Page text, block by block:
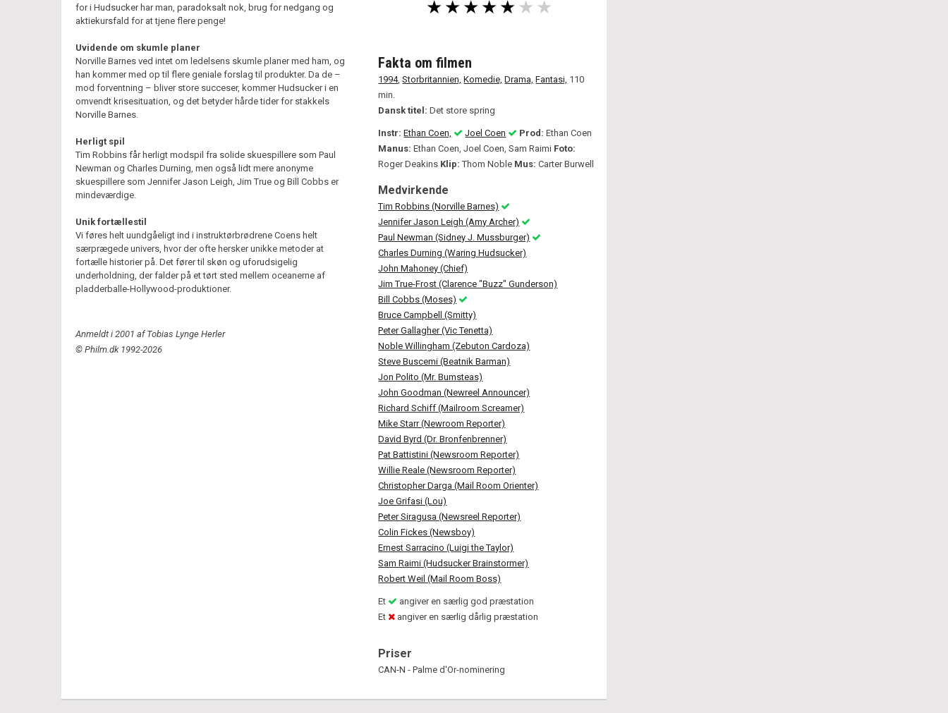
for i Hudsucker har man, paradoksalt nok, brug for nedgang og
aktiekursfald for at tjene flere penge!
Uvidende om skumle planer
Norville Barnes ved intet om ledelsens skumle planer med ham, og
han kommer med op til flere geniale forslag til produkter. Da de –
mod forventning – bliver store succeser, kommer Hudsucker i en
omvendt krisesituation, og det betyder hårde tider for stakkels
Norville Barnes.
Herligt spil
Tim Robbins får herligt modspil fra solide skuespillere som Paul
Newman og Charles Durning, men også lidt mere anonyme
skuespillere som Jennifer Jason Leigh, Jim True og Bill Cobbs er
mindeværdige.
Unik fortællestil
Vi føres helt uundgåeligt ind i instruktørbrødrene Coens helt
særprægede univers, hvor der ofte hersker unikke metoder at
fortælle historier på. Det fører til skøn og uforudsigelig
underholdning, der falder på et tørt sted mellem oceanerne af
pladderballe-Hollywood-produktioner.
Anmeldt i 2001 af Tobias Lynge Herler
© Philm.dk 1992-2026
Fakta om filmen
1994,Storbritannien, Komedie, Drama, Fantasi, 110
min.
Dansk titel:Det store spring
Instr: Ethan Coen, Joel Coen Prod: Ethan Coen
Manus: Ethan Coen, Joel Coen, Sam Raimi Foto:
Roger Deakins Klip: Thom Noble Mus: Carter Burwell
Medvirkende
Tim Robbins (Norville Barnes)
Jennifer Jason Leigh (Amy Archer)
Paul Newman (Sidney J. Mussburger)
Charles Durning (Waring Hudsucker)
John Mahoney (Chief)
Jim True-Frost (Clarence "Buzz" Gunderson)
Bill Cobbs (Moses)
Bruce Campbell (Smitty)
Peter Gallagher (Vic Tenetta)
Noble Willingham (Zebuton Cardoza)
Steve Buscemi (Beatnik Barman)
Jon Polito (Mr. Bumsteas)
John Goodman (Newreel Announcer)
Richard Schiff (Mailroom Screamer)
Mike Starr (Newroom Reporter)
David Byrd (Dr. Bronfenbrenner)
Pat Battistini (Newsroom Reporter)
Willie Reale (Newsroom Reporter)
Christopher Darga (Mail Room Orienter)
Joe Grifasi (Lou)
Peter Siragusa (Newsreel Reporter)
Colin Fickes (Newsboy)
Ernest Sarracino (Luigi the Taylor)
Sam Raimi (Hudsucker Brainstormer)
Robert Weil (Mail Room Boss)
Et
angiver en særlig god præstation
Et
angiver en særlig dårlig præstation
Priser
CAN-N - Palme d'Or-nominering